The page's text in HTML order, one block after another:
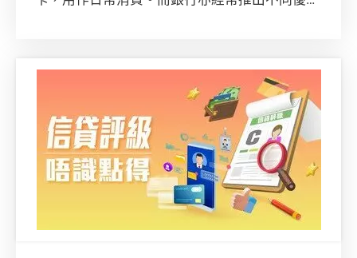
有消費者反映，現金回贈等優惠不似預期；而
「免息」、「免手續費」背後，亦可能暗藏其他
費用。消費者在開通及使用信用卡前，有甚麼要
注意？即看下文了解！